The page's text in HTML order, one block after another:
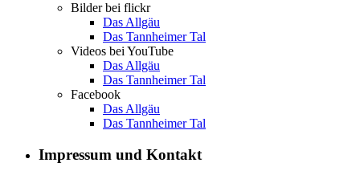
Bilder bei flickr
Das Allgäu
Das Tannheimer Tal
Videos bei YouTube
Das Allgäu
Das Tannheimer Tal
Facebook
Das Allgäu
Das Tannheimer Tal
Impressum und Kontakt